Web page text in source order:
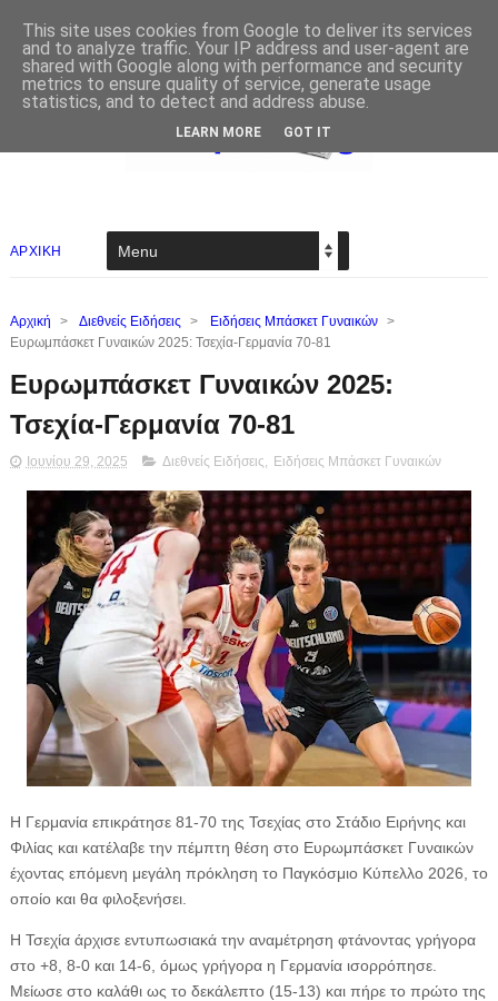
ΑΡΧΙΚΗ
Αρχική > Διεθνείς Ειδήσεις > Ειδήσεις Μπάσκετ Γυναικών >
Ευρωμπάσκετ Γυναικών 2025: Τσεχία-Γερμανία 70-81
Ευρωμπάσκετ Γυναικών 2025:
Τσεχία-Γερμανία 70-81
Ιουνίου 29, 2025 Διεθνείς Ειδήσεις, Ειδήσεις Μπάσκετ Γυναικών
Η Γερμανία επικράτησε 81-70 της Τσεχίας στο Στάδιο Ειρήνης και
Φιλίας και κατέλαβε την πέμπτη θέση στο Ευρωμπάσκετ Γυναικών
έχοντας επόμενη μεγάλη πρόκληση το Παγκόσμιο Κύπελλο 2026, το
οποίο και θα φιλοξενήσει.
Η Τσεχία άρχισε εντυπωσιακά την αναμέτρηση φτάνοντας γρήγορα
στο +8, 8-0 και 14-6, όμως γρήγορα η Γερμανία ισορρόπησε.
Μείωσε στο καλάθι ως το δεκάλεπτο (15-13) και πήρε το πρώτο της
This site uses cookies from Google to deliver its services
and to analyze traffic. Your IP address and user-agent are
shared with Google along with performance and security
metrics to ensure quality of service, generate usage
statistics, and to detect and address abuse.
LEARN MORE GOT IT